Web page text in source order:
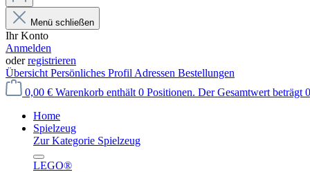
Menü schließen
Ihr Konto
Anmelden
oderregistrieren
Übersicht Persönliches Profil Adressen Bestellungen
0,00 € Warenkorb enthält 0 Positionen. Der Gesamtwert beträgt
Home
Spielzeug
Zur Kategorie Spielzeug
LEGO®